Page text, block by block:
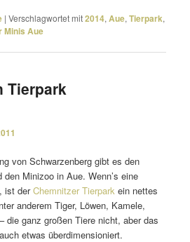
|Verschlagwortet mit2014,Aue,Tierpark,
Minis Aue
Tierpark
von Schwarzenberg gibt es den
den Minizoo in Aue. Wenn’s eine
ist derChemnitzer Tierpark ein nettes
anderem Tiger, Löwen, Kamele,
die ganz großen Tiere nicht, aber das
etwas überdimensioniert.